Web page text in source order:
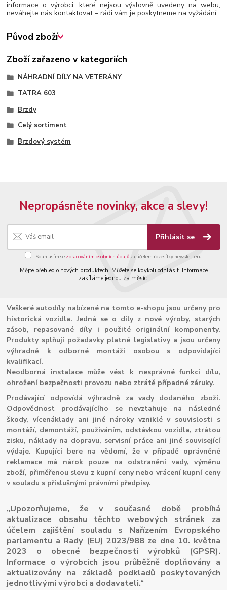
informace o výrobci, které nejsou výslovně uvedeny na webu,
neváhejte nás kontaktovat – rádi vám je poskytneme na vyžádání.
Původ zboží
Zboží zařazeno v kategoriích
NÁHRADNÍ DÍLY NA VETERÁNY
TATRA 603
Brzdy
Celý sortiment
Brzdový systém
Nepropásněte novinky, akce a slevy!
Přihlásit se
Souhlasím se zpracováním osobních údajůza účelem rozesílky newsletteru.
Mějte přehled o nových produktech. Můžete se kdykoli odhlásit. Informace
zasíláme jednou za měsíc.
Veškeré autodíly nabízené na tomto e-shopu jsou určeny pro
historická vozidla. Jedná se o díly z nové výroby, starých
zásob, repasované díly i použité originální komponenty.
Produkty splňují požadavky platné legislativy a jsou určeny
výhradně k odborné montáži osobou s odpovídající
kvalifikací.
Neodborná instalace může vést k nesprávné funkci dílu,
ohrožení bezpečnosti provozu nebo ztrátě případné záruky.
Prodávající odpovídá výhradně za vady dodaného zboží.
Odpovědnost prodávajícího se nevztahuje na následné
škody, vícenáklady ani jiné nároky vzniklé v souvislosti s
montáží, demontáží, používáním, odstávkou vozidla, ztrátou
zisku, náklady na dopravu, servisní práce ani jiné související
výdaje. Kupující bere na vědomí, že v případě oprávněné
reklamace má nárok pouze na odstranění vady, výměnu
zboží, přiměřenou slevu z kupní ceny nebo vrácení kupní ceny
v souladu s příslušnými právními předpisy.
„Upozorňujeme, že v současné době probíhá
aktualizace obsahu těchto webových stránek za
účelem zajištění souladu s Nařízením Evropského
parlamentu a Rady (EU) 2023/988 ze dne 10. května
2023 o obecné bezpečnosti výrobků (GPSR).
Informace o výrobcích jsou průběžně doplňovány a
aktualizovány na základě podkladů poskytovaných
jednotlivými výrobci a dodavateli.“